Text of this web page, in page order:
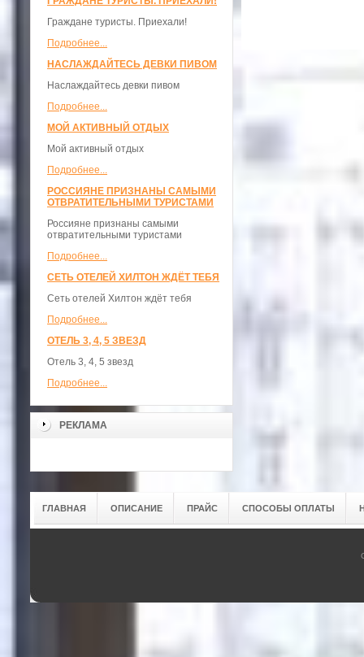
Граждане туристы. Приехали!
Подробнее...
НАСЛАЖДАЙТЕСЬ ДЕВКИ ПИВОМ
Наслаждайтесь девки пивом
Подробнее...
МОЙ АКТИВНЫЙ ОТДЫХ
Мой активный отдых
Подробнее...
РОССИЯНЕ ПРИЗНАНЫ САМЫМИ
ОТВРАТИТЕЛЬНЫМИ ТУРИСТАМИ
Россияне признаны самыми
отвратительными туристами
Подробнее...
СЕТЬ ОТЕЛЕЙ ХИЛТОН ЖДЁТ ТЕБЯ
Сеть отелей Хилтон ждёт тебя
Подробнее...
ОТЕЛЬ 3, 4, 5 ЗВЕЗД
Отель 3, 4, 5 звезд
Подробнее...
РЕКЛАМА
ГЛАВНАЯ ОПИСАНИЕ ПРАЙС СПОСОБЫ ОПЛАТЫ